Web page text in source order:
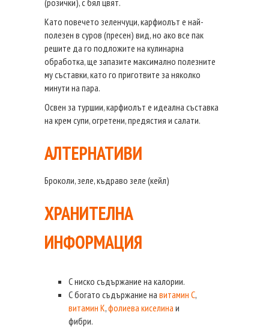
Като повечето зеленчуци, карфиолът е най-
полезен в суров (пресен) вид, но ако все пак
решите да го подложите на кулинарна
обработка, ще запазите максимално полезните
му съставки, като го приготвите за няколко
минути на пара.
Освен за туршии, карфиолът е идеална съставка
на крем супи, огретени, предястия и салати.
АЛТЕРНАТИВИ
Броколи, зеле, къдраво зеле (кейл)
ХРАНИТЕЛНА
ИНФОРМАЦИЯ
С ниско съдържание на калории.
С богато съдържание на витамин С,
витамин К,фолиева киселина и
фибри.